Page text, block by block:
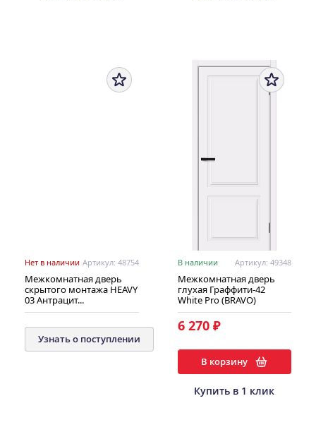
Нет в наличии Артикул: 48754
Межкомнатная дверь
скрытого монтажа HEAVY
03 Антрацит...
Узнать о поступлении
В наличии Артикул: 49348
Межкомнатная дверь
глухая Граффити-42
White Pro (BRAVO)
6 270 ₽
В корзину
Купить в 1 клик